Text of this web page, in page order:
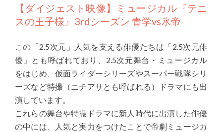
【ダイジェスト映像】ミュージカル『テニ
スの王子様』3rdシーズン 青学vs氷帝
この「2.5次元」人気を支える俳優たちは「2.5次元俳
優」とも呼ばれており、2.5次元舞台・ミュージカル
をはじめ、仮面ライダーシリーズやスーパー戦隊シリ
ーズなど特撮（ニチアサとも呼ばれる）ドラマにも出
演しています。
これらの舞台や特撮ドラマに新人時代に出演した俳優
の中には、人気と実力をつけたことで帝劇ミュージカ